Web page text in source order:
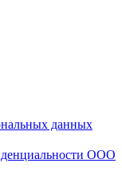
данных
ООО